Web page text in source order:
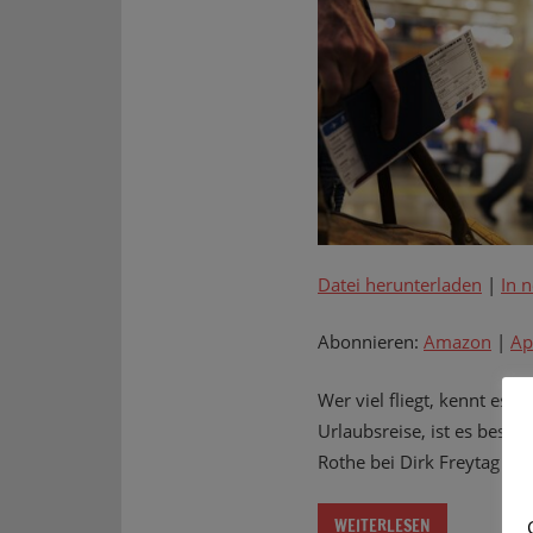
Datei herunterladen | In
Abonnieren: Amazon |
Wer viel fliegt, kennt es:
Urlaubsreise, ist es
Rothe bei Dirk Freytag
WEITERLESEN